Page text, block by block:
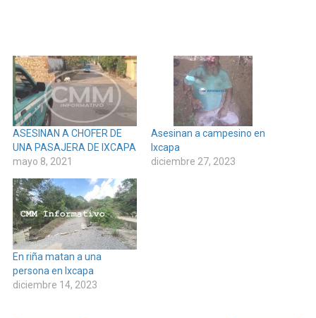
ASESINAN A CHOFER DE
UNA PASAJERA DE IXCAPA
mayo 8, 2021
Asesinan a campesino en
Ixcapa
diciembre 27, 2023
En riña matan a una
persona en Ixcapa
diciembre 14, 2023